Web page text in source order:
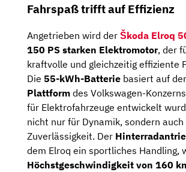
Fahrspaß trifft auf Effizienz
Angetrieben wird der Škoda Elroq
150 PS starken Elektromotor, der
kraftvolle und gleichzeitig effiziente
Die 55-kWh-Batterie basiert auf der
Plattform des Volkswagen-
für Elektrofahrzeuge entwickelt
nicht nur für Dynamik, sondern
Zuverlässigkeit. Der
dem Elroq ein sportliches Handling,
Höchstgeschwindigkeit von 160